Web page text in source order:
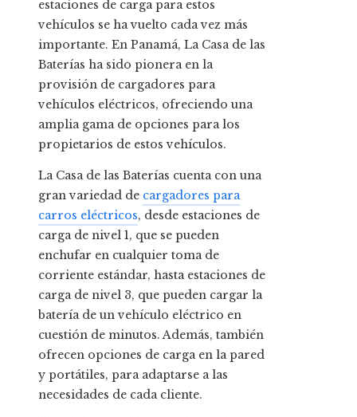
estaciones de carga para estos
vehículos se ha vuelto cada vez más
importante. En Panamá, La Casa de las
Baterías ha sido pionera en la
provisión de cargadores para
vehículos eléctricos, ofreciendo una
amplia gama de opciones para los
propietarios de estos vehículos.
La Casa de las Baterías cuenta con una
gran variedad de cargadores para
carros eléctricos, desde estaciones de
carga de nivel 1, que se pueden
enchufar en cualquier toma de
corriente estándar, hasta estaciones de
carga de nivel 3, que pueden cargar la
batería de un vehículo eléctrico en
cuestión de minutos. Además, también
ofrecen opciones de carga en la pared
y portátiles, para adaptarse a las
necesidades de cada cliente.